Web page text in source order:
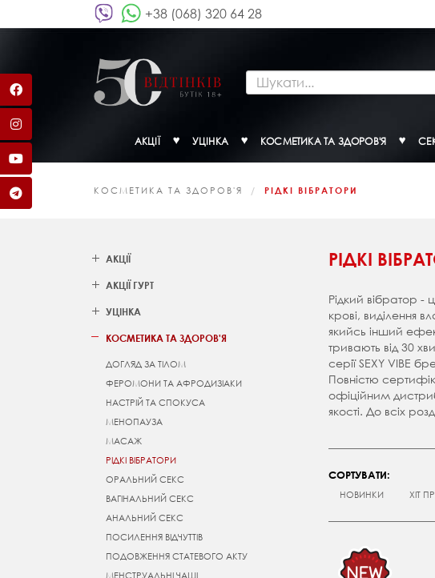
+38 (068) 320 64 28
АКЦІЇ УЦІНКА КОСМЕТИКА ТА ЗДОРОВ'Я
КОСМЕТИКА ТА ЗДОРОВ'Я РІДКІ ВІБРАТОРИ
АКЦІЇ
АКЦІЇ ГУРТ
УЦІНКА
КОСМЕТИКА ТА ЗДОРОВ'Я
ДОГЛЯД ЗА ТІЛОМ
ФЕРОМОНИ ТА АФРОДИЗІАКИ
НАСТРІЙ ТА СПОКУСА
МЕНОПАУЗА
МАСАЖ
РІДКІ ВІБРАТОРИ
ОРАЛЬНИЙ СЕКС
ВАГІНАЛЬНИЙ СЕКС
АНАЛЬНИЙ СЕКС
ПОСИЛЕННЯ ВІДЧУТТІВ
ПОДОВЖЕННЯ СТАТЕВОГО АКТУ
РІДКІ
Рідкий вібратор -
крові, виділення
якийсь інший
тривають від 30
серії SEXY VIBE
Повністю
офіційним
якості. До всіх
СОРТУВАТИ:
НОВИНКИ
ХІТ